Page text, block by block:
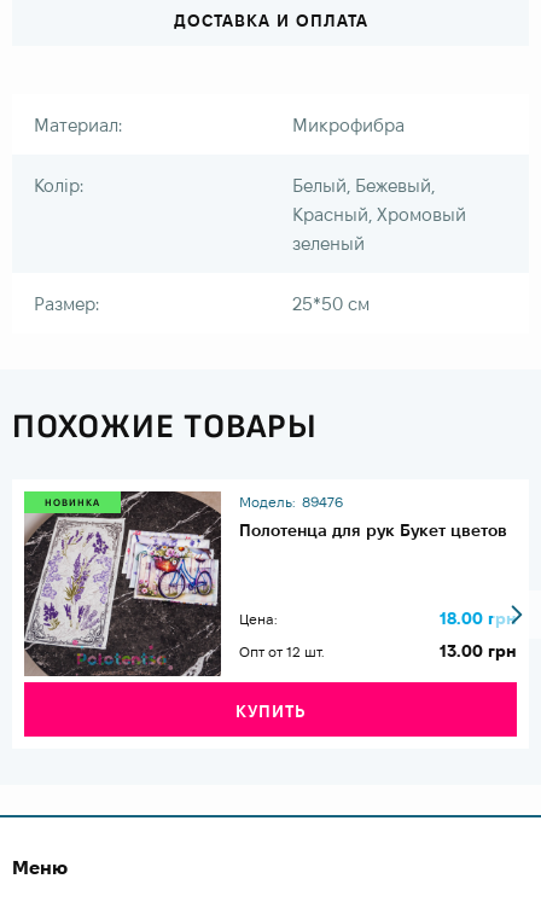
ДОСТАВКА И ОПЛАТА
Материал: Микрофибра
Колір:
Белый, Бежевый,
Красный, Хромовый
зеленый
Размер: 25*50 см
ПОХОЖИЕ ТОВАРЫ
НОВИНКА Модель: 89476
Полотенца для рук Букет цветов
Цена: 18.00 грн
Опт от 12 шт. 13.00 грн
КУПИТЬ
Меню